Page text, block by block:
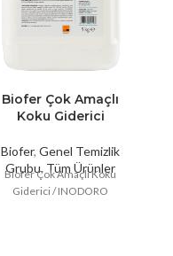
Biofer Çok Amaçlı
Koku Giderici
Biofer, Genel Temizlik
Grubu, Tüm Ürünler
Biofer Çok Amaçlı Koku
Giderici / INODORO